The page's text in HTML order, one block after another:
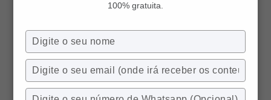
100% gratuita.
Digite
seu
nome
Digite
seu
email
Digite